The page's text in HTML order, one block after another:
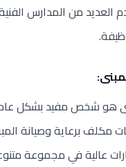
العديد من المدارس
هو شخص مفيد بشكل
مكلف برعاية وصيانة
عالية في مجموعة